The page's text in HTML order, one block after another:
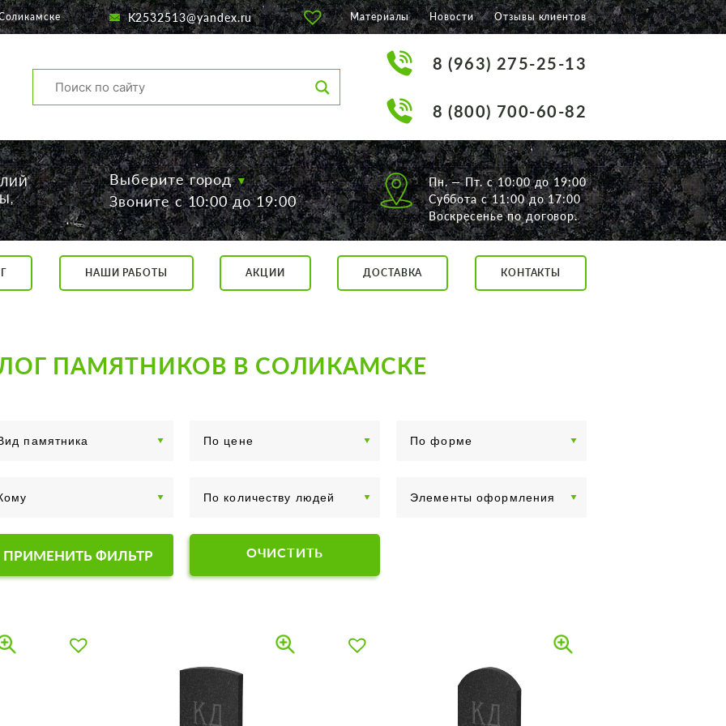
56
K2532513@yandex.ru Материалы Новости Отзывы клиентов
8 (963) 275-25-13
8 (800) 700-60-82
Выберите город
Звоните с 10:00 до 19:00
Пн. — Пт. с 10:00 до 19:00
Суббота с 11:00 до 17:00
Воскресенье по договор.
НАШИ РАБОТЫ АКЦИИ ДОСТАВКА КОНТАКТЫ
ПАМЯТНИКОВ В СОЛИКАМСКЕ
ПРИМЕНИТЬ ФИЛЬТР ОЧИСТИТЬ